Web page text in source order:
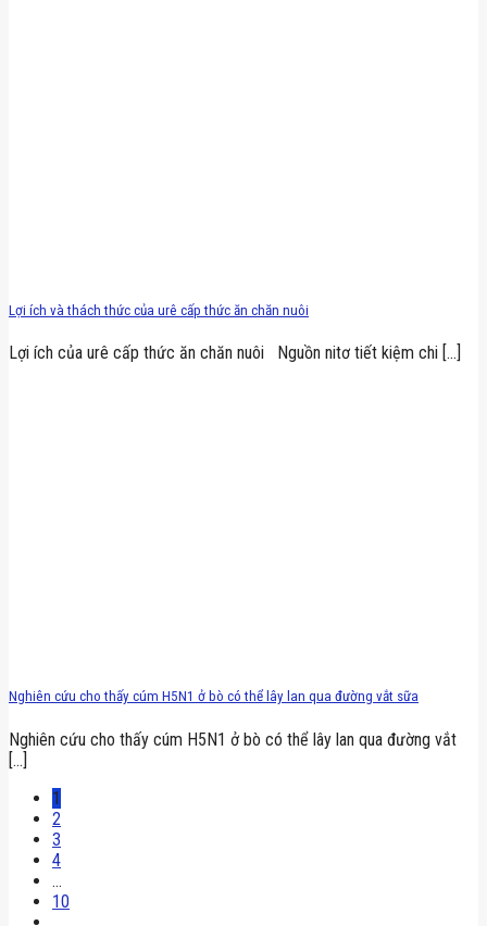
Lợi ích và thách thức của urê cấp thức ăn chăn nuôi
Lợi ích của urê cấp thức ăn chăn nuôi Nguồn nitơ tiết kiệm chi [...]
Nghiên cứu cho thấy cúm H5N1 ở bò có thể lây lan qua đường vắt sữa
Nghiên cứu cho thấy cúm H5N1 ở bò có thể lây lan qua đường vắt
[...]
1
2
3
4
…
10